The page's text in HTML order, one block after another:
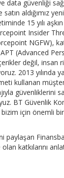
data güvenliği
aldığımız
15 yılı
Insider
NGFW),
(Advanced
değil, insan
2013 yılında
kullanan
güvenliklerini
BT Güvenlik
için önemli
paylaşan
katkılarını